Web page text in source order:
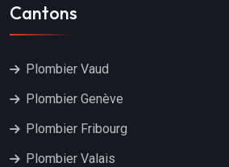
Cantons
Plombier Vaud
Plombier Genève
Plombier Fribourg
Plombier Valais